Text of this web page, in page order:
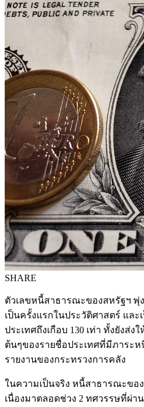
SHARE
ตัวเลขหนี้สาธารณะของสหรัฐฯ พุ่
เป็นครั้งแรกในประวัติศาสตร์ และ
ประเทศถึงเกือบ 130 เท่า ทั้งยังส่ง
ต้นๆของรายชื่อประเทศที่มีภาระ
รายงานของกระทรวงการคลัง
ในความเป็นจริง หนี้สาธารณะขอ
เนื่องมาตลอดช่วง 2 ทศวรรษที่ผ่า